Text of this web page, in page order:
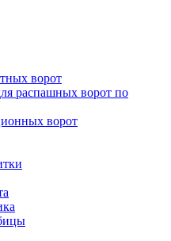
ворот
распашных ворот по
ворот